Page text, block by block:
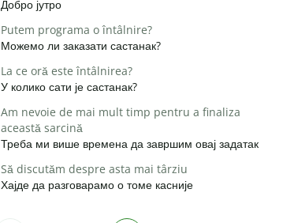
Добро јутро
Putem programa o întâlnire?
Можемо ли заказати састанак?
La ce oră este întâlnirea?
У колико сати је састанак?
Am nevoie de mai mult timp pentru a finaliza
această sarcină
Треба ми више времена да завршим овај задатак
Să discutăm despre asta mai târziu
Хајде да разговарамо о томе касније